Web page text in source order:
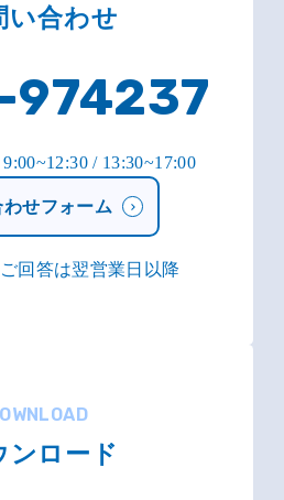
い合わせ
974237
/ 13:30~17:00
せフォーム
回答は翌営業日以降
ンロード